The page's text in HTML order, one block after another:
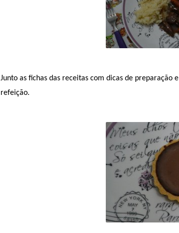
Junto as fichas das receitas com dicas de
refeição.